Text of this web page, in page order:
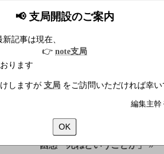
📢 支局開設のご案内
新記事は現在、
👉 note支局
ります
しますが 支局 をご訪問いただければ幸い
編集主幹
OK
高木浩光＠自宅の日記 – 日本のインタ
官・ダガーナイフ規制示唆に冒険者ら
困惑「死ねということか」»